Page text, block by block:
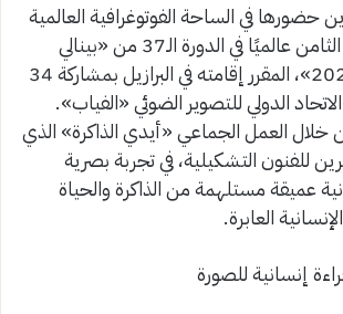
حضورها في الساحة الفوتوغرافية العالمية
بعد تحقيقها المركز الثامن عالميًا في الدورة الـ37 من «بينالي
الأبيض والأسود 2026»، المقرر إقامته في البرازيل بمشاركة 34
الدولي للتصوير الضوئي «الفياب».
خلال العمل الجماعي «أيدي الذاكرة» الذي
للفنون التشكيلية، في تجربة بصرية
عميقة مستلهمة من الذاكرة والحياة
العابرة.
إنسانية للصورة